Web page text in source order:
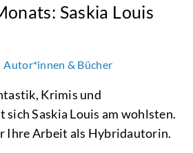
Saskia Louis
Autor*innen & Bücher
Krimis und
sich Saskia Louis am wohlsten.
Ihre Arbeit als Hybridautorin.